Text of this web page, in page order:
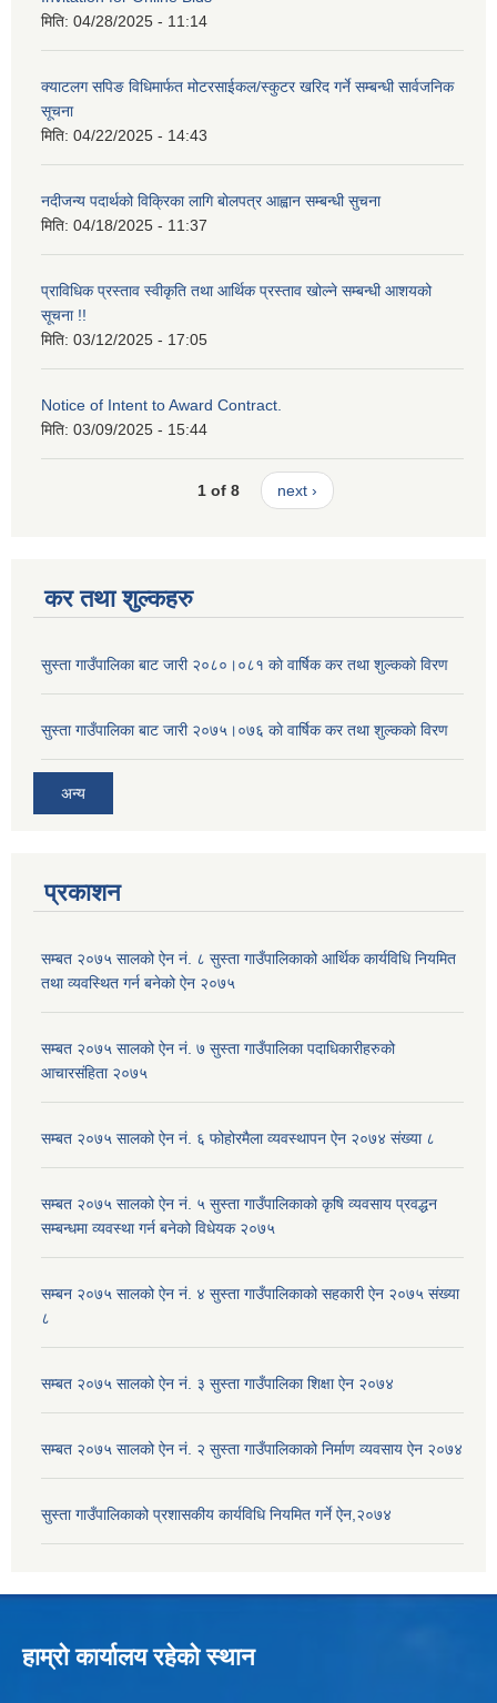
मिति: 04/28/2025 - 11:14
क्याटलग सपिङ विधिमार्फत मोटरसाईकल/स्कुटर खरिद गर्ने सम्बन्धी सार्वजनिक
सूचना
मिति: 04/22/2025 - 14:43
नदीजन्य पदार्थको विक्रिका लागि बोलपत्र आह्वान सम्बन्धी सुचना
मिति: 04/18/2025 - 11:37
प्राविधिक प्रस्ताव स्वीकृति तथा आर्थिक प्रस्ताव खोल्ने सम्बन्धी आशयको
सूचना !!
मिति: 03/12/2025 - 17:05
Notice of Intent to Award Contract.
मिति: 03/09/2025 - 15:44
1 of 8 next ›
कर तथा शुल्कहरु
सुस्ता गाउँपालिका बाट जारी २०८०।०८१ काे वार्षिक कर तथा शुल्ककाे विरण
सुस्ता गाउँपालिका बाट जारी २०७५।०७६ काे वार्षिक कर तथा शुल्ककाे विरण
अन्य
प्रकाशन
सम्बत २०७५ सालको ऐन नं. ८ सुस्ता गाउँपालिकाको आर्थिक कार्यविधि नियमित
तथा व्यवस्थित गर्न बनेको ऐन २०७५
सम्बत २०७५ सालको ऐन नं. ७ सुस्ता गाउँपालिका पदाधिकारीहरुको
आचारसंहिता २०७५
सम्बत २०७५ सालको ऐन नं. ६ फोहोरमैला व्यवस्थापन ऐन २०७४ संख्या ८
सम्बत २०७५ सालको ऐन नं. ५ सुस्ता गाउँपालिकाको कृषि व्यवसाय प्रवद्धन
सम्बन्धमा व्यवस्था गर्न बनेको विधेयक २०७५
सम्बन २०७५ सालको ऐन नं. ४ सुस्ता गाउँपालिकाको सहकारी ऐन २०७५ संख्या
८
सम्बत २०७५ सालको ऐन नं. ३ सुस्ता गाउँपालिका शिक्षा ऐन २०७४
सम्बत २०७५ सालको ऐन नं. २ सुस्ता गाउँपालिकाको निर्माण व्यवसाय ऐन २०७४
सुस्ता गाउँपालिकाको प्रशासकीय कार्यविधि नियमित गर्ने ऐन,२०७४
हाम्रो कार्यालय रहेको स्थान